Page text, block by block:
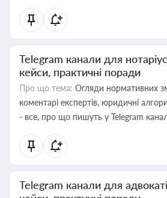
Telegram канали для
кейси, практичні поради
Про що тема: Огляди нормативних
коментарі експертів, юридичні
- все, про що пишуть у Telegram
Telegram канали для